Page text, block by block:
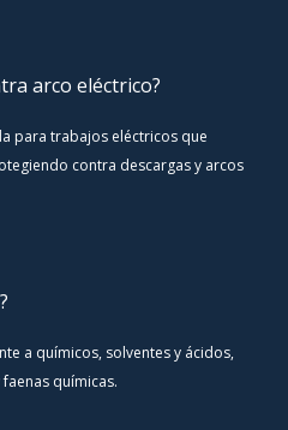
arco eléctrico?
para trabajos eléctricos que
contra descargas y arcos
a químicos, solventes y ácidos,
químicas.